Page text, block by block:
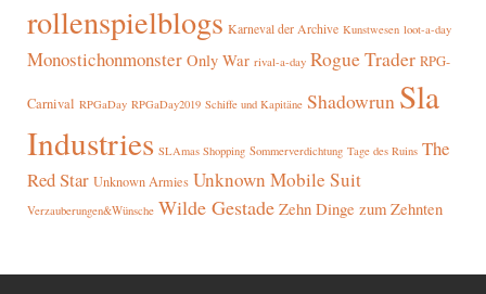
rollenspielblogs Karneval der Archive Kunstwesen loot-a-day
Monostichonmonster Only War rival-a-day Rogue Trader RPG-
Carnival RPGaDay RPGaDay2019 Schiffe und Kapitäne Shadowrun Sla
Industries SLAmas Shopping Sommerverdichtung Tage des Ruins The
Red Star Unknown Armies Unknown Mobile Suit
Verzauberungen&Wünsche Wilde Gestade Zehn Dinge zum Zehnten